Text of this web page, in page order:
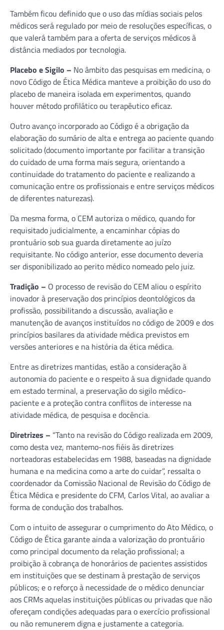
Também ficou definido que o uso das mídias sociais pelos
médicos será regulado por meio de resoluções específicas, o
que valerá também para a oferta de serviços médicos à
distância mediados por tecnologia.
Placebo e Sigilo – No âmbito das pesquisas em medicina, o
novo Código de Ética Médica manteve a proibição do uso do
placebo de maneira isolada em experimentos, quando
houver método profilático ou terapêutico eficaz.
Outro avanço incorporado ao Código é a obrigação da
elaboração do sumário de alta e entrega ao paciente quando
solicitado (documento importante por facilitar a transição
do cuidado de uma forma mais segura, orientando a
continuidade do tratamento do paciente e realizando a
comunicação entre os profissionais e entre serviços médicos
de diferentes naturezas).
Da mesma forma, o CEM autoriza o médico, quando for
requisitado judicialmente, a encaminhar cópias do
prontuário sob sua guarda diretamente ao juízo
requisitante. No código anterior, esse documento deveria
ser disponibilizado ao perito médico nomeado pelo juiz.
Tradição – O processo de revisão do CEM aliou o espírito
inovador à preservação dos princípios deontológicos da
profissão, possibilitando a discussão, avaliação e
manutenção de avanços instituídos no código de 2009 e dos
princípios basilares da atividade médica previstos em
versões anteriores e na história da ética médica.
Entre as diretrizes mantidas, estão a consideração à
autonomia do paciente e o respeito à sua dignidade quando
em estado terminal, a preservação do sigilo médico-
paciente e a proteção contra conflitos de interesse na
atividade médica, de pesquisa e docência.
Diretrizes – “Tanto na revisão do Código realizada em 2009,
como desta vez, mantemo-nos fiéis às diretrizes
norteadoras estabelecidas em 1988, baseadas na dignidade
humana e na medicina como a arte do cuidar”, ressalta o
coordenador da Comissão Nacional de Revisão do Código de
Ética Médica e presidente do CFM, Carlos Vital, ao avaliar a
forma de condução dos trabalhos.
Com o intuito de assegurar o cumprimento do Ato Médico, o
Código de Ética garante ainda a valorização do prontuário
como principal documento da relação profissional; a
proibição à cobrança de honorários de pacientes assistidos
em instituições que se destinam à prestação de serviços
públicos; e o reforço à necessidade de o médico denunciar
aos CRMs aquelas instituições públicas ou privadas que não
ofereçam condições adequadas para o exercício profissional
ou não remunerem digna e justamente a categoria.